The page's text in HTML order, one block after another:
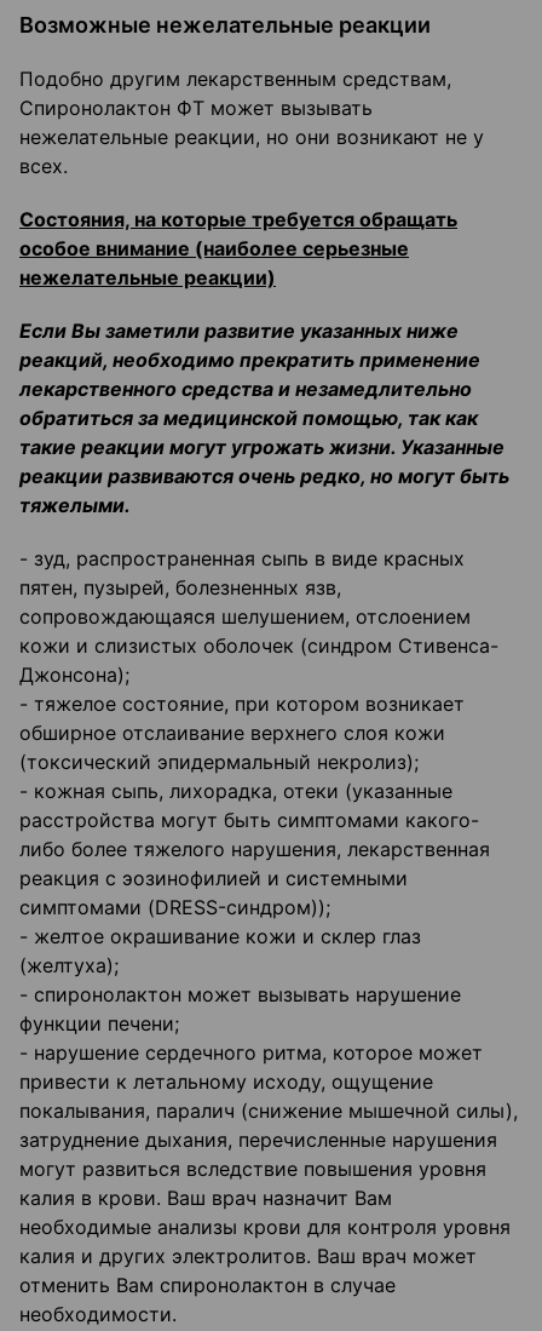
Возможные нежелательные реакции
Подобно другим лекарственным средствам,
Спиронолактон ФТ может вызывать
нежелательные реакции, но они возникают не у
всех.
Состояния, на которые требуется обращать
особое внимание (наиболее серьезные
нежелательные реакции)
Если Вы заметили развитие указанных ниже
реакций, необходимо прекратить применение
лекарственного средства и незамедлительно
обратиться за медицинской помощью, так как
такие реакции могут угрожать жизни. Указанные
реакции развиваются очень редко, но могут быть
тяжелыми.
- зуд, распространенная сыпь в виде красных
пятен, пузырей, болезненных язв,
сопровождающаяся шелушением, отслоением
кожи и слизистых оболочек (синдром Стивенса-
Джонсона);
- тяжелое состояние, при котором возникает
обширное отслаивание верхнего слоя кожи
(токсический эпидермальный некролиз);
- кожная сыпь, лихорадка, отеки (указанные
расстройства могут быть симптомами какого-
либо более тяжелого нарушения, лекарственная
реакция с эозинофилией и системными
симптомами (DRESS-синдром));
- желтое окрашивание кожи и склер глаз
(желтуха);
- спиронолактон может вызывать нарушение
функции печени;
- нарушение сердечного ритма, которое может
привести к летальному исходу, ощущение
покалывания, паралич (снижение мышечной силы),
затруднение дыхания, перечисленные нарушения
могут развиться вследствие повышения уровня
калия в крови. Ваш врач назначит Вам
необходимые анализы крови для контроля уровня
калия и других электролитов. Ваш врач может
отменить Вам спиронолактон в случае
необходимости.